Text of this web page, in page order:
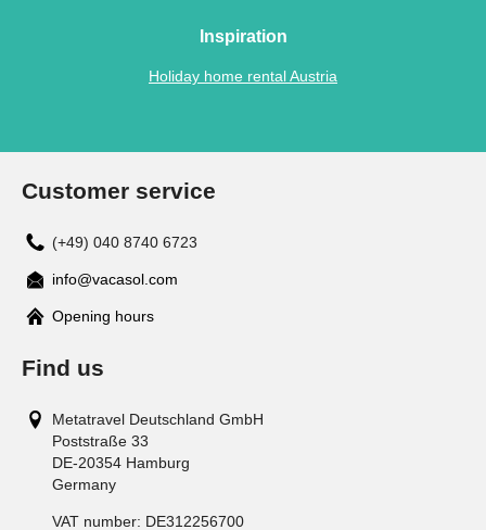
Inspiration
Holiday home rental Austria
Customer service
(+49) 040 8740 6723
info@vacasol.com
Opening hours
Find us
Metatravel Deutschland GmbH
Poststraße 33
DE-20354 Hamburg
Germany
VAT number: DE312256700